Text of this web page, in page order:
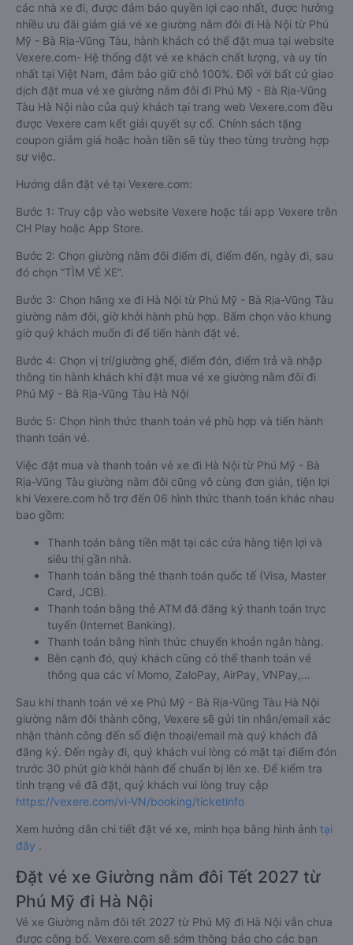
các nhà xe đi, được đảm bảo quyền lợi cao nhất, được hưởng
nhiều ưu đãi giảm giá vé xe giường nằm đôi đi Hà Nội từ Phú
Mỹ - Bà Rịa-Vũng Tàu, hành khách có thể đặt mua tại website
Vexere.com- Hệ thống đặt vé xe khách chất lượng, và uy tín
nhất tại Việt Nam, đảm bảo giữ chỗ 100%. Đối với bất cứ giao
dịch đặt mua vé xe giường nằm đôi đi Phú Mỹ - Bà Rịa-Vũng
Tàu Hà Nội nào của quý khách tại trang web Vexere.com đều
được Vexere cam kết giải quyết sự cố. Chính sách tặng
coupon giảm giá hoặc hoàn tiền sẽ tùy theo từng trường hợp
sự việc.
Hướng dẫn đặt vé tại Vexere.com:
Bước 1: Truy cập vào website Vexere hoặc tải app Vexere trên
CH Play hoặc App Store.
Bước 2: Chọn giường nằm đôi điểm đi, điểm đến, ngày đi, sau
đó chọn “TÌM VÉ XE”.
Bước 3: Chọn hãng xe đi Hà Nội từ Phú Mỹ - Bà Rịa-Vũng Tàu
giường nằm đôi, giờ khởi hành phù hợp. Bấm chọn vào khung
giờ quý khách muốn đi để tiến hành đặt vé.
Bước 4: Chọn vị trí/giường ghế, điểm đón, điểm trả và nhập
thông tin hành khách khi đặt mua vé xe giường nằm đôi đi
Phú Mỹ - Bà Rịa-Vũng Tàu Hà Nội
Bước 5: Chọn hình thức thanh toán vé phù hợp và tiến hành
thanh toán vé.
Việc đặt mua và thanh toán vé xe đi Hà Nội từ Phú Mỹ - Bà
Rịa-Vũng Tàu giường nằm đôi cũng vô cùng đơn giản, tiện lợi
khi Vexere.com hỗ trợ đến 06 hình thức thanh toán khác nhau
bao gồm:
Thanh toán bằng tiền mặt tại các cửa hàng tiện lợi và
siêu thị gần nhà.
Thanh toán bằng thẻ thanh toán quốc tế (Visa, Master
Card, JCB).
Thanh toán bằng thẻ ATM đã đăng ký thanh toán trực
tuyến (Internet Banking).
Thanh toán bằng hình thức chuyển khoản ngân hàng.
Bên cạnh đó, quý khách cũng có thể thanh toán vé
thông qua các ví Momo, ZaloPay, AirPay, VNPay,…
Sau khi thanh toán vé xe Phú Mỹ - Bà Rịa-Vũng Tàu Hà Nội
giường nằm đôi thành công, Vexere sẽ gửi tin nhắn/email xác
nhận thành công đến số điện thoại/email mà quý khách đã
đăng ký. Đến ngày đi, quý khách vui lòng có mặt tại điểm đón
trước 30 phút giờ khởi hành để chuẩn bị lên xe. Để kiểm tra
tình trạng vé đã đặt, quý khách vui lòng truy cập
https://vexere.com/vi-VN/booking/ticketinfo
Xem hướng dẫn chi tiết đặt vé xe, minh họa bằng hình ảnh tại
đây .
Đặt vé xe Giường nằm đôi Tết 2027 từ
Phú Mỹ đi Hà Nội
Vé xe Giường nằm đôi tết 2027 từ Phú Mỹ đi Hà Nội vẫn chưa
được công bố. Vexere.com sẽ sớm thông báo cho các bạn